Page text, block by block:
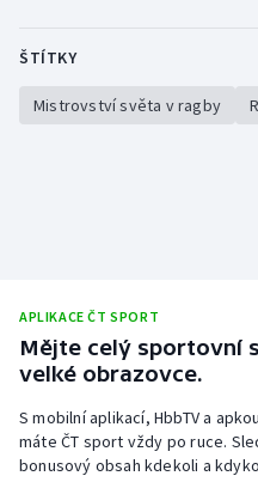
ŠTÍTKY
Mistrovství světa v ragby
APLIKACE ČT SPORT
Mějte celý sportovní
velké obrazovce.
S mobilní aplikací, HbbTV a
máte ČT sport vždy po ruce.
bonusový obsah kdekoli a